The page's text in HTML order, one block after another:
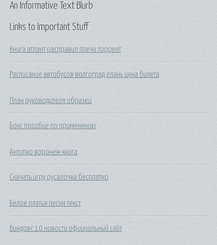
Links to Important Stuff
Книга атлант расправил плечи торрент
Расписание автобусов волгоград елань цена билета
План руководителя образец
Бокс пособие по применению
Антипко воронеж книга
Скачать игру русалочка бесплатно
Белое платья песня текст
Виндовс 10 новости официальный сайт
An Informative Text Blurb